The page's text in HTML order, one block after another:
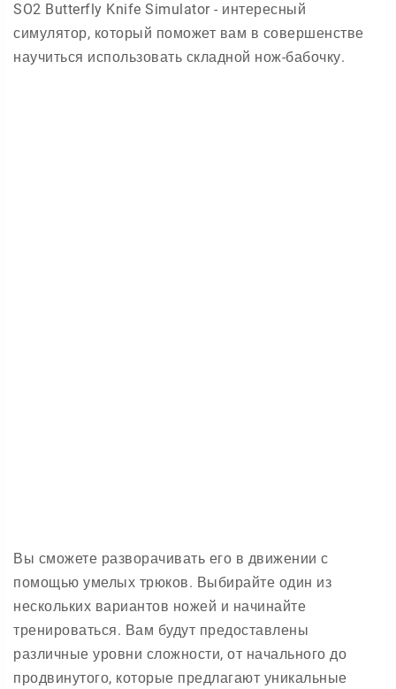
SO2 Butterfly Knife Simulator - интересный
симулятор, который поможет вам в совершенстве
научиться использовать складной нож-бабочку.
Вы сможете разворачивать его в движении с
помощью умелых трюков. Выбирайте один из
нескольких вариантов ножей и начинайте
тренироваться. Вам будут предоставлены
различные уровни сложности, от начального до
продвинутого, которые предлагают уникальные